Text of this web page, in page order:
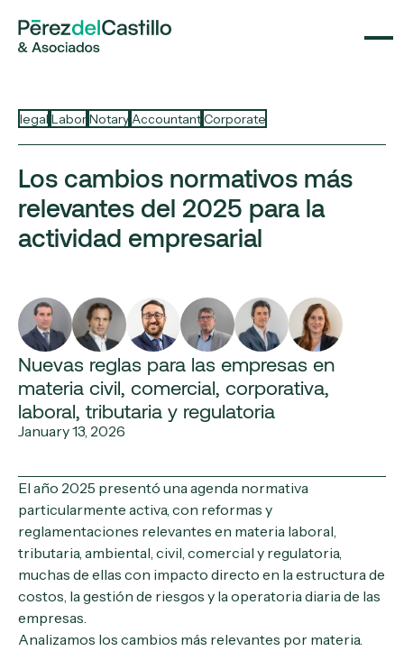
legal Labor Notary Accountant Corporate
Los cambios normativos más
relevantes del 2025 para la
actividad empresarial
Nuevas reglas para las empresas en
materia civil, comercial, corporativa,
laboral, tributaria y regulatoria
January 13, 2026
El año 2025 presentó una agenda normativa
particularmente activa, con reformas y
reglamentaciones relevantes en materia laboral,
tributaria, ambiental, civil, comercial y regulatoria,
muchas de ellas con impacto directo en la estructura de
costos, la gestión de riesgos y la operatoria diaria de las
empresas.
Analizamos los cambios más relevantes por materia.